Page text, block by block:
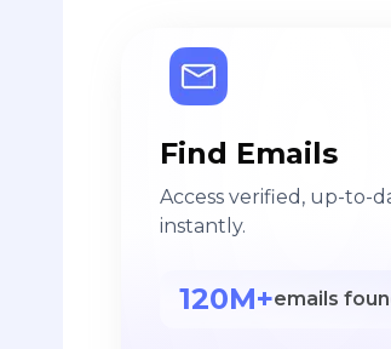
Find Emails
Access verified, up-to-
instantly.
120M+emails